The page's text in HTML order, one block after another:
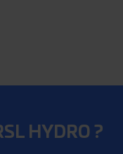
HYDRO ?